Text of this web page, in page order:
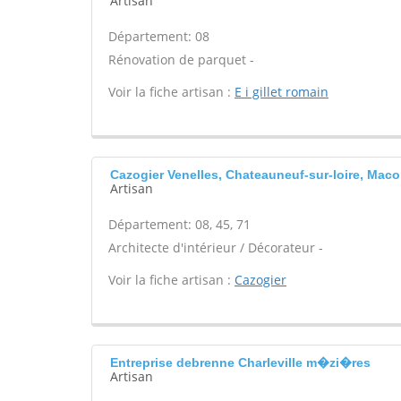
Département: 08
Rénovation de parquet -
Voir la fiche artisan : E i gillet romain
Cazogier Venelles, Chateauneuf-sur-loire,
Artisan
Département: 08, 45, 71
Architecte d'intérieur / Décorateur -
Voir la fiche artisan : Cazogier
Entreprise debrenne Charleville m�zi�res
Artisan